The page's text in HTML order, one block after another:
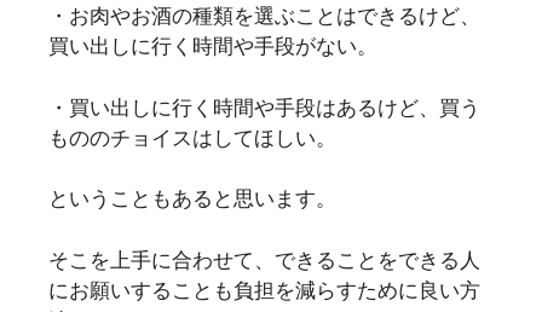
・お肉やお酒の種類を選ぶことはできるけど、
買い出しに行く時間や手段がない。
・買い出しに行く時間や手段はあるけど、買う
もののチョイスはしてほしい。
ということもあると思います。
そこを上手に合わせて、できることをできる人
にお願いすることも負担を減らすために良い方